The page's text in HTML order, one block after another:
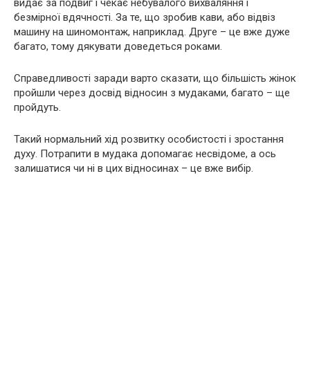
видає за подвиг і чекає небувалого вихваляння і
безмірної вдячності. За те, що зробив кави, або відвіз
машину на шиномонтаж, наприклад. Друге – це вже дуже
багато, тому дякувати доведеться роками.
Справедливості заради варто сказати, що більшість жінок
пройшли через досвід відносин з мудаками, багато – ще
пройдуть.
Такий нормальний хід розвитку особистості і зростання
духу. Потрапити в мудака допомагає несвідоме, а ось
залишатися чи ні в цих відносинах – це вже вибір.